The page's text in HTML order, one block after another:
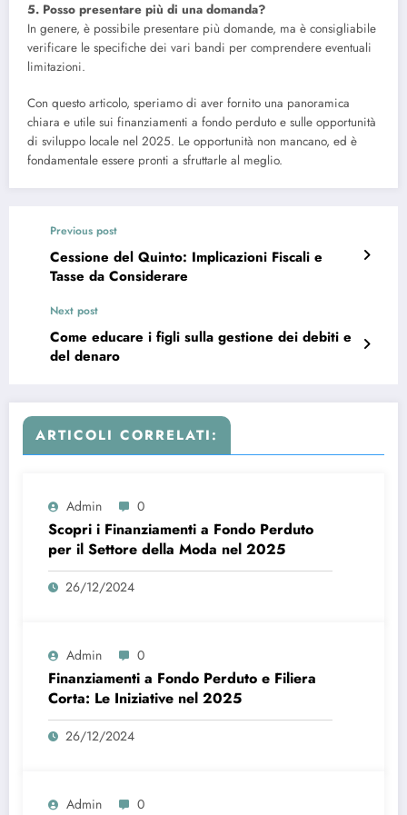
5. Posso presentare più di una domanda?
In genere, è possibile presentare più domande, ma è consigliabile
verificare le specifiche dei vari bandi per comprendere eventuali
limitazioni.
Con questo articolo, speriamo di aver fornito una panoramica
chiara e utile sui finanziamenti a fondo perduto e sulle opportunità
di sviluppo locale nel 2025. Le opportunità non mancano, ed è
fondamentale essere pronti a sfruttarle al meglio.
Previous post
Cessione del Quinto: Implicazioni Fiscali e
Tasse da Considerare
Next post
Come educare i figli sulla gestione dei debiti e
del denaro
ARTICOLI CORRELATI:
Admin 0
Scopri i Finanziamenti a Fondo Perduto
per il Settore della Moda nel 2025
26/12/2024
Admin 0
Finanziamenti a Fondo Perduto e Filiera
Corta: Le Iniziative nel 2025
26/12/2024
Admin 0